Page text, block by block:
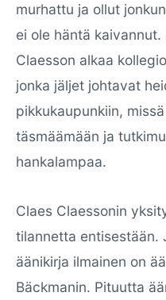
murhattu ja ollut
ei ole häntä kaivannut.
Claesson alkaa
jonka jäljet johtavat
pikkukaupunkiin,
täsmäämään ja
hankalampaa.
Claes Claessonin
tilannetta entisestään.
äänikirja ilmainen on
Bäckmanin. Pituutta